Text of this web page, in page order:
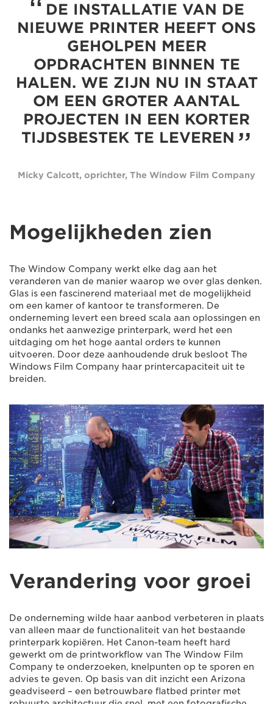
DE INSTALLATIE VAN DE
NIEUWE PRINTER HEEFT ONS
GEHOLPEN MEER
OPDRACHTEN BINNEN TE
HALEN. WE ZIJN NU IN STAAT
OM EEN GROTER AANTAL
PROJECTEN IN EEN KORTER
TIJDSBESTEK TE LEVEREN
Micky Calcott, oprichter, The Window Film Company
Mogelijkheden zien
The Window Company werkt elke dag aan het
veranderen van de manier waarop we over glas denken.
Glas is een fascinerend materiaal met de mogelijkheid
om een kamer of kantoor te transformeren. De
onderneming levert een breed scala aan oplossingen en
ondanks het aanwezige printerpark, werd het een
uitdaging om het hoge aantal orders te kunnen
uitvoeren. Door deze aanhoudende druk besloot The
Windows Film Company haar printercapaciteit uit te
breiden.
Verandering voor groei
De onderneming wilde haar aanbod verbeteren in plaats
van alleen maar de functionaliteit van het bestaande
printerpark kopiëren. Het Canon-team heeft hard
gewerkt om de printworkflow van The Window Film
Company te onderzoeken, knelpunten op te sporen en
advies te geven. Op basis van dit inzicht een Arizona
geadviseerd – een betrouwbare flatbed printer met